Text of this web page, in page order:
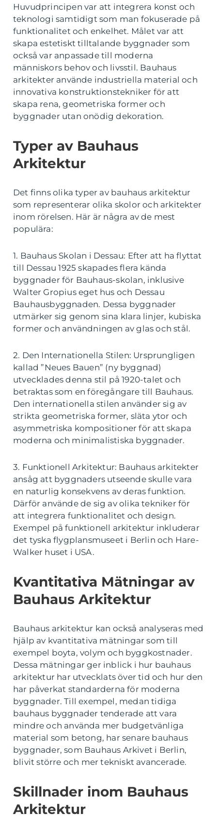
Huvudprincipen var att integrera konst och
teknologi samtidigt som man fokuserade på
funktionalitet och enkelhet. Målet var att
skapa estetiskt tilltalande byggnader som
också var anpassade till moderna
människors behov och livsstil. Bauhaus
arkitekter använde industriella material och
innovativa konstruktionstekniker för att
skapa rena, geometriska former och
byggnader utan onödig dekoration.
Typer av Bauhaus
Arkitektur
Det finns olika typer av bauhaus arkitektur
som representerar olika skolor och arkitekter
inom rörelsen. Här är några av de mest
populära:
1. Bauhaus Skolan i Dessau: Efter att ha flyttat
till Dessau 1925 skapades flera kända
byggnader för Bauhaus-skolan, inklusive
Walter Gropius eget hus och Dessau
Bauhausbyggnaden. Dessa byggnader
utmärker sig genom sina klara linjer, kubiska
former och användningen av glas och stål.
2. Den Internationella Stilen: Ursprungligen
kallad ”Neues Bauen” (ny byggnad)
utvecklades denna stil på 1920-talet och
betraktas som en föregångare till Bauhaus.
Den internationella stilen använder sig av
strikta geometriska former, släta ytor och
asymmetriska kompositioner för att skapa
moderna och minimalistiska byggnader.
3. Funktionell Arkitektur: Bauhaus arkitekter
ansåg att byggnaders utseende skulle vara
en naturlig konsekvens av deras funktion.
Därför använde de sig av olika tekniker för
att integrera funktionalitet och design.
Exempel på funktionell arkitektur inkluderar
det tyska flygplansmuseet i Berlin och Hare-
Walker huset i USA.
Kvantitativa Mätningar av
Bauhaus Arkitektur
Bauhaus arkitektur kan också analyseras med
hjälp av kvantitativa mätningar som till
exempel boyta, volym och byggkostnader.
Dessa mätningar ger inblick i hur bauhaus
arkitektur har utvecklats över tid och hur den
har påverkat standarderna för moderna
byggnader. Till exempel, medan tidiga
bauhaus byggnader tenderade att vara
mindre och använda mer budgetvänliga
material som betong, har senare bauhaus
byggnader, som Bauhaus Arkivet i Berlin,
blivit större och mer tekniskt avancerade.
Skillnader inom Bauhaus
Arkitektur